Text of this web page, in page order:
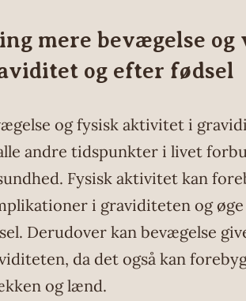
mere bevægelse
og efter fødsel
og fysisk aktivitet i
andre tidspunkter i livet
Fysisk aktivitet kan
i graviditeten og
Derudover kan bevægelse
da det også kan
og lænd.